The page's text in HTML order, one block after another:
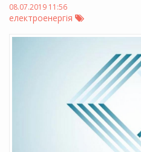
08.07.2019 11:56
електроенергія